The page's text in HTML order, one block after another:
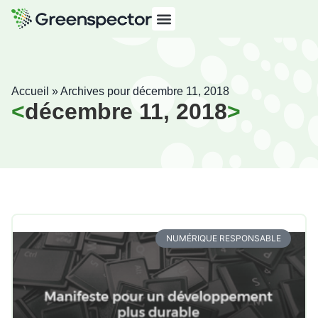
Accueil »Archives pour décembre 11, 2018
décembre 11, 2018
NUMÉRIQUE RESPONSABLE